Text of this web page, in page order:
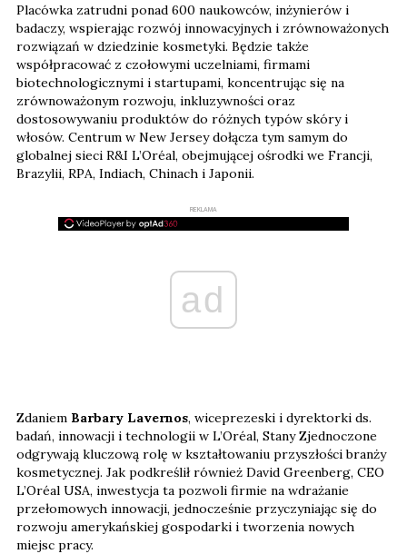
Placówka zatrudni ponad 600 naukowców, inżynierów i
badaczy, wspierając rozwój innowacyjnych i zrównoważonych
rozwiązań w dziedzinie kosmetyki. Będzie także
współpracować z czołowymi uczelniami, firmami
biotechnologicznymi i startupami, koncentrując się na
zrównoważonym rozwoju, inkluzywności oraz
dostosowywaniu produktów do różnych typów skóry i
włosów. Centrum w New Jersey dołącza tym samym do
globalnej sieci R&I L’Oréal, obejmującej ośrodki we Francji,
Brazylii, RPA, Indiach, Chinach i Japonii.
REKLAMA
ad
Zdaniem Barbary Lavernos, wiceprezeski i dyrektorki ds.
badań, innowacji i technologii w L’Oréal, Stany Zjednoczone
odgrywają kluczową rolę w kształtowaniu przyszłości branży
kosmetycznej. Jak podkreślił również David Greenberg, CEO
L’Oréal USA, inwestycja ta pozwoli firmie na wdrażanie
przełomowych innowacji, jednocześnie przyczyniając się do
rozwoju amerykańskiej gospodarki i tworzenia nowych
miejsc pracy.